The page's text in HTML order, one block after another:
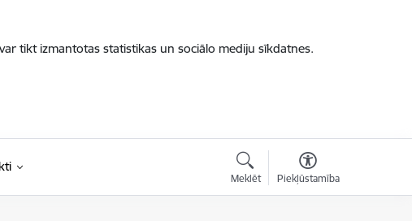
tikt izmantotas statistikas un sociālo mediju sīkdatnes.
Meklēt Piekļūstamība